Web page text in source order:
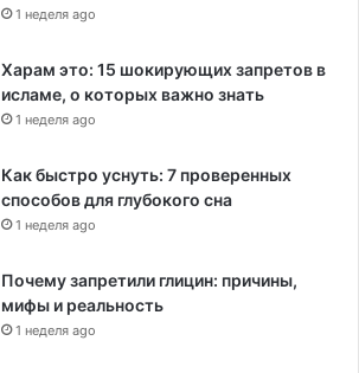
1 неделя ago
Харам это: 15 шокирующих запретов в
исламе, о которых важно знать
1 неделя ago
Как быстро уснуть: 7 проверенных
способов для глубокого сна
1 неделя ago
Почему запретили глицин: причины,
мифы и реальность
1 неделя ago